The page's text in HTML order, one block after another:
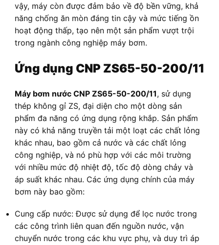
vậy, máy còn được đảm bảo về độ bền vững, khả
năng chống ăn mòn đáng tin cậy và mức tiếng ồn
hoạt động thấp, tạo nên một sản phẩm vượt trội
trong ngành công nghiệp máy bơm.
Ứng dụng CNP ZS65-50-200/11
Máy bơm nước CNP ZS65-50-200/11, sử dụng
thép không gỉ ZS, đại diện cho một dòng sản
phẩm đa năng có ứng dụng rộng khắp. Sản phẩm
này có khả năng truyền tải một loạt các chất lỏng
khác nhau, bao gồm cả nước và các chất lỏng
công nghiệp, và nó phù hợp với các môi trường
với nhiều mức độ nhiệt độ, tốc độ dòng chảy và
áp suất khác nhau. Các ứng dụng chính của máy
bơm này bao gồm:
Cung cấp nước: Được sử dụng để lọc nước trong
các công trình liên quan đến nguồn nước, vận
chuyển nước trong các khu vực phụ, và duy trì áp